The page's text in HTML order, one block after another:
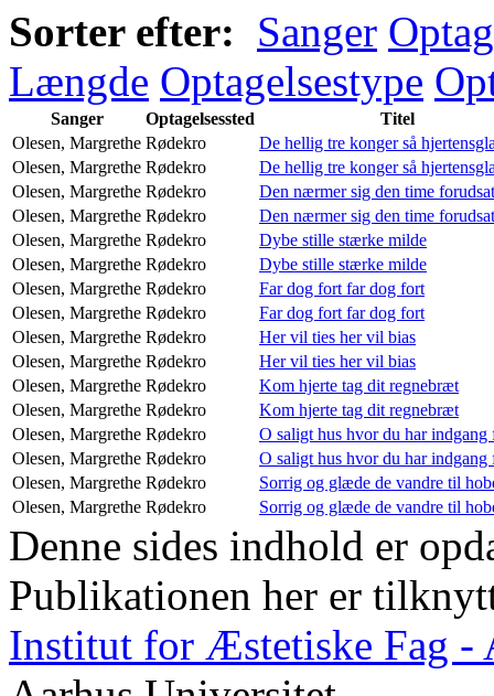
Sorter efter: Sanger
Længde Optagelsestype
Sanger Optagelsessted
Titel
Olesen, Margrethe Rødekro
De hellig tre konger så
Olesen, Margrethe Rødekro
De hellig tre konger så
Olesen, Margrethe Rødekro
Den nærmer sig den time forudsat
Olesen, Margrethe Rødekro
Den nærmer sig den time forudsat
Olesen, Margrethe Rødekro
Dybe stille stærke milde
Olesen, Margrethe Rødekro
Dybe stille stærke milde
Olesen, Margrethe Rødekro
Far dog fort far dog fort
Olesen, Margrethe Rødekro
Far dog fort far dog fort
Olesen, Margrethe Rødekro
Her vil ties her vil bias
Olesen, Margrethe Rødekro
Her vil ties her vil bias
Olesen, Margrethe Rødekro
Kom hjerte tag dit regnebræt
Olesen, Margrethe Rødekro
Kom hjerte tag dit regnebræt
Olesen, Margrethe Rødekro
O saligt hus hvor du har indgang
Olesen, Margrethe Rødekro
O saligt hus hvor du har indgang
Olesen, Margrethe Rødekro
Sorrig og glæde de vandre til
Olesen, Margrethe Rødekro Sorrig og glæde de vandre til
Denne sides indhold er
Publikationen her er
Institut for Æstetiske Fag -